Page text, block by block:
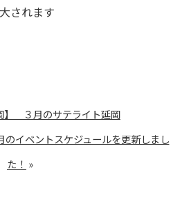
されます
】 ３月のサテライト延岡
のイベントスケジュールを更新しまし
た！ »